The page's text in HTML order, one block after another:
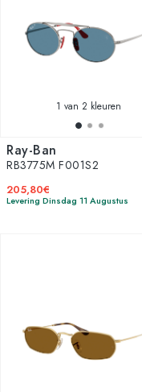
1 van 2 kleuren
Ray-Ban
RB3775M F001S2
205,80€
Levering Dinsdag 11 Augustus